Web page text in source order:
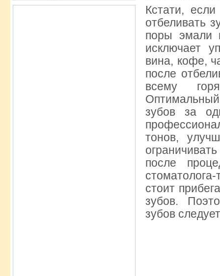
Кстати,
отбеливать
поры эмали
исключает
вина, кофе,
после
всему
зубов за
тонов,
после
стоит
зубов.
зубов